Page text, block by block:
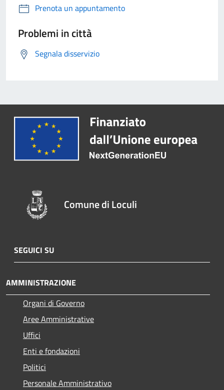
Prenota un appuntamento
Problemi in città
Segnala disservizio
Comune di Loculi
SEGUICI SU
AMMINISTRAZIONE
Organi di Governo
Aree Amministrative
Uffici
Enti e fondazioni
Politici
Personale Amministrativo